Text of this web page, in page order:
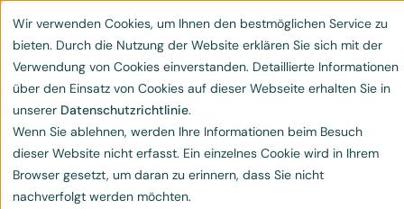
Wir verwenden Cookies, um Ihnen den bestmöglichen Service zu
bieten. Durch die Nutzung der Website erklären Sie sich mit der
Verwendung von Cookies einverstanden. Detaillierte Informationen
über den Einsatz von Cookies auf dieser Webseite erhalten Sie in
unserer Datenschutzrichtlinie.
Wenn Sie ablehnen, werden Ihre Informationen beim Besuch
dieser Website nicht erfasst. Ein einzelnes Cookie wird in Ihrem
Browser gesetzt, um daran zu erinnern, dass Sie nicht
nachverfolgt werden möchten.
PPWR – Was die neue
EU-